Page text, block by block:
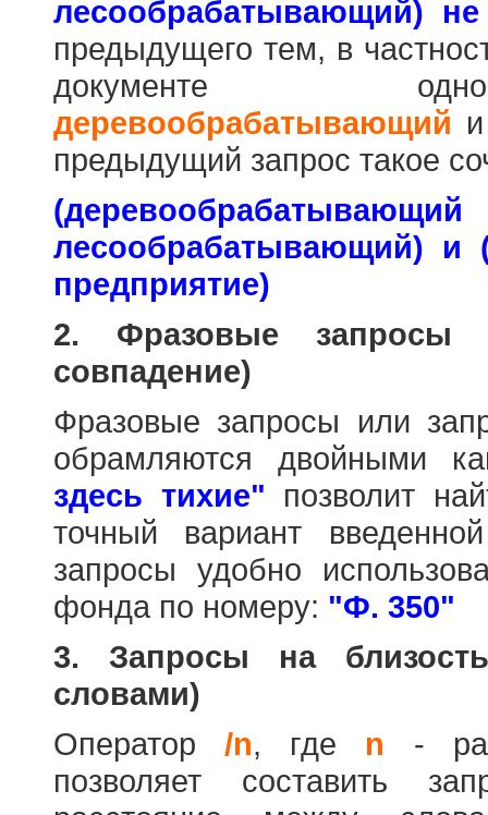
лесообрабатывающий) не
предыдущего тем, в
документе
деревообрабатывающий
предыдущий запрос такое
лесообрабатывающий) и
предприятие)
2. Фразовые запросы
совпадение)
Фразовые запросы или
обрамляются двойными
здесь тихие" позволит
точный вариант
запросы удобно
фонда по номеру: "Ф. 350"
3. Запросы на
словами)
Оператор/n, где n -
позволяет составить